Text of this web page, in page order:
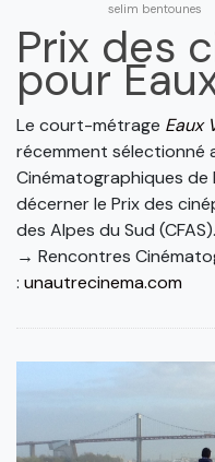
selim bentounes
Prix des
pour
Le court-métrage Eaux
récemment sélectionné
Cinématographiques de
décerner le Prix des
des Alpes du Sud (CFAS).
→ Rencontres
: unautrecinema.com